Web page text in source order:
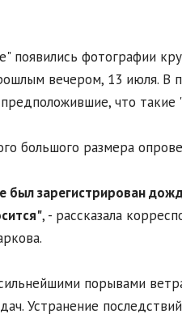
появились фотографии
вечером, 13 июля. В
что
большого размера
был зарегистрирован
, - рассказала
порывами
Устранение